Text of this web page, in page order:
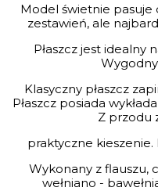
Model świetnie
zestawień, ale
Płaszcz jest idealny
Klasyczny płaszcz
Płaszcz posiada
Z przodu
praktyczne kieszenie.
Wykonany z flauszu,
wełniano -